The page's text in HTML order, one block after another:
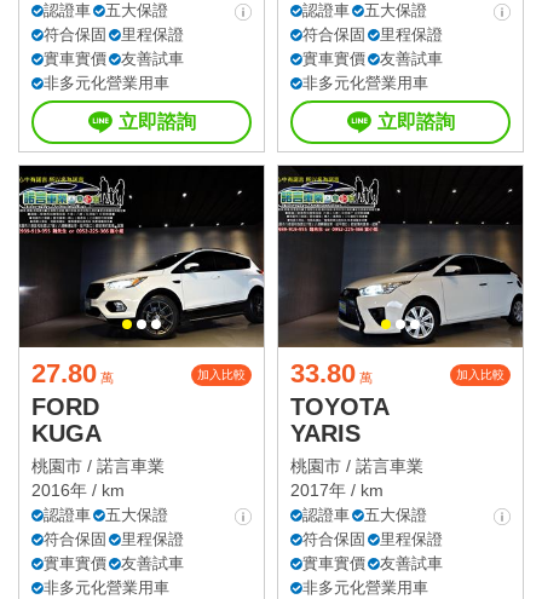
認證車
五大保證
符合保固
里程保證
實車實價
友善試車
非多元化營業用車
立即諮詢
認證車
五大保證
符合保固
里程保證
實車實價
友善試車
非多元化營業用車
立即諮詢
27.80 萬 加入比較
FORD
KUGA
桃園市 / 諾言車業
2016年 / km
認證車
五大保證
符合保固
里程保證
實車實價
友善試車
非多元化營業用車
33.80 萬 加入比較
TOYOTA
YARIS
桃園市 / 諾言車業
2017年 / km
認證車
五大保證
符合保固
里程保證
實車實價
友善試車
非多元化營業用車